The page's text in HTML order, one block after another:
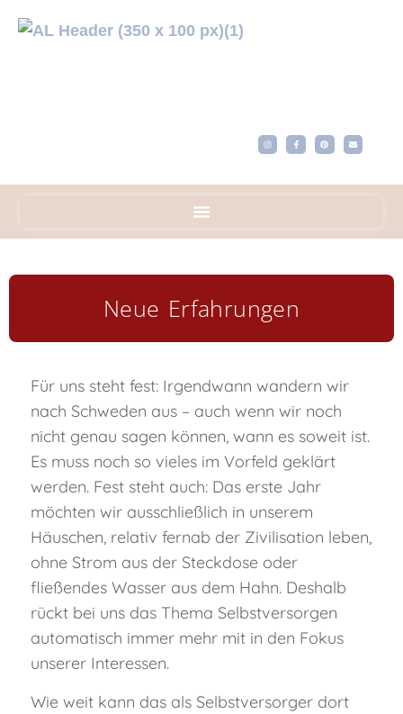
Neue Erfahrungen
Für uns steht fest: Irgendwann wandern wir
nach Schweden aus – auch wenn wir noch
nicht genau sagen können, wann es soweit ist.
Es muss noch so vieles im Vorfeld geklärt
werden. Fest steht auch: Das erste Jahr
möchten wir ausschließlich in unserem
Häuschen, relativ fernab der Zivilisation leben,
ohne Strom aus der Steckdose oder
fließendes Wasser aus dem Hahn. Deshalb
rückt bei uns das Thema Selbstversorgen
automatisch immer mehr mit in den Fokus
unserer Interessen.
Wie weit kann das als Selbstversorger dort